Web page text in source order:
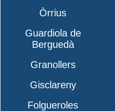
Òrrius
Guardiola de
Berguedà
Granollers
Gisclareny
Folgueroles